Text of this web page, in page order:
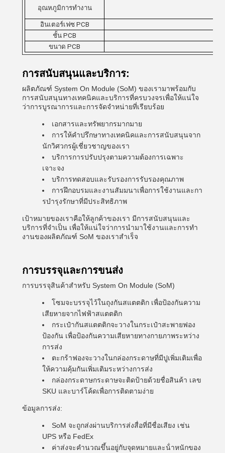
อุณหภูมิการทํางาน
อินเตอร์เฟซ PCB
ชั้น PCB
ขนาด PCB
การสนับสนุนและบริการ:
ผลิตภัณฑ์ System On Module (SoM) ของเรามาพร้อมกับ
การสนับสนุนทางเทคนิคและบริการที่ครบวงจรเพื่อให้แน่ใจ
ว่าการบูรณาการและการจัดจําหน่ายที่เรียบร้อย
เอกสารและทรัพยากรมากมาย
การให้คําปรึกษาทางเทคนิคและการสนับสนุนจาก
นักวิศวกรผู้เชี่ยวชาญของเรา
บริการการปรับปรุงตามความต้องการเฉพาะ
เจาะจง
บริการทดสอบและรับรองการรับรองคุณภาพ
การฝึกอบรมและงานสัมมนาเพื่อการใช้งานและกา
รบํารุงรักษาที่มีประสิทธิภาพ
เป้าหมายของเราคือให้ลูกค้าของเรา มีการสนับสนุนและ
บริการที่จําเป็น เพื่อให้แน่ใจว่าการนํามาใช้งานและการทํา
งานของผลิตภัณฑ์ SoM ของเราสําเร็จ
การบรรจุและการขนส่ง
การบรรจุสินค้าสําหรับ System On Module (SoM)
โซมจะบรรจุไว้ในถุงกันสแตตติก เพื่อป้องกันความ
เสียหายจากไฟฟ้าสแตตติก
กระเป๋ากันสแตตติกจะวางในกระเป๋าสะพายฟอง
ป้องกัน เพื่อป้องกันความเสียหายทางกายภาพระหว่าง
การส่ง
ตะกร้าฟองจะวางในกล่องกระดาษที่มีปูเพิ่มเติมเพื่อ
ให้ความคุ้มกันเพิ่มเติมระหว่างการส่ง
กล่องกระดาษกระดาษจะติดป้ายด้วยชื่อสินค้า เลข
SKU และบาร์โค้ดเพื่อการติดตามง่าย
ข้อมูลการส่ง:
SoM จะถูกส่งผ่านบริการส่งสื่อที่มีชื่อเสียง เช่น
UPS หรือ FedEx
ค่าส่งจะคํานวณขึ้นอยู่กับจุดหมายและน้ําหนักของ